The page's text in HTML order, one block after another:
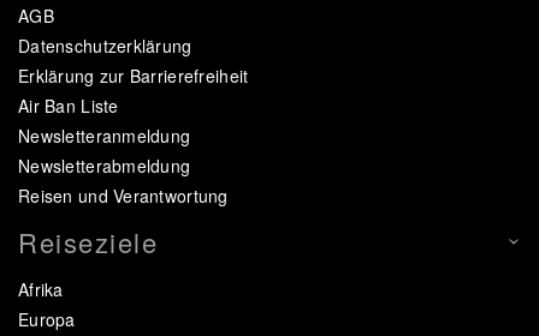
AGB
Datenschutzerklärung
Erklärung zur Barrierefreiheit
Air Ban Liste
Newsletteranmeldung
Newsletterabmeldung
Reisen und Verantwortung
Reiseziele
Afrika
Europa